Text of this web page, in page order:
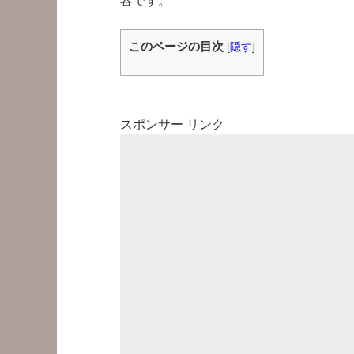
このページの目次 [隠す]
スポンサー リンク